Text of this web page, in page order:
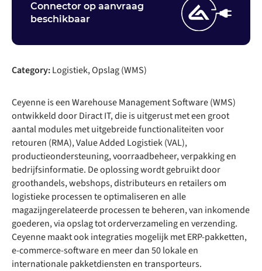
Connector op aanvraag
beschikbaar
Category:Logistiek, Opslag (WMS)
Ceyenne is een Warehouse Management Software (WMS)
ontwikkeld door Diract IT, die is uitgerust met een groot
aantal modules met uitgebreide functionaliteiten voor
retouren (RMA), Value Added Logistiek (VAL),
productieondersteuning, voorraadbeheer, verpakking en
bedrijfsinformatie. De oplossing wordt gebruikt door
groothandels, webshops, distributeurs en retailers om
logistieke processen te optimaliseren en alle
magazijngerelateerde processen te beheren, van inkomende
goederen, via opslag tot orderverzameling en verzending.
Ceyenne maakt ook integraties mogelijk met ERP-pakketten,
e-commerce-software en meer dan 50 lokale en
internationale pakketdiensten en transporteurs.